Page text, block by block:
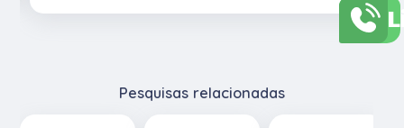
Pesquisas relacionadas